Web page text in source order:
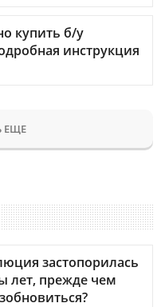
купить б/у
инструкция
ЕЩЕ
застопорилась
лет, прежде чем